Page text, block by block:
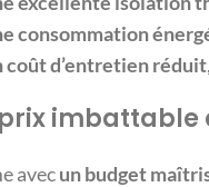
consommation
coût d’entretien réduit
imbattable
avecun budget